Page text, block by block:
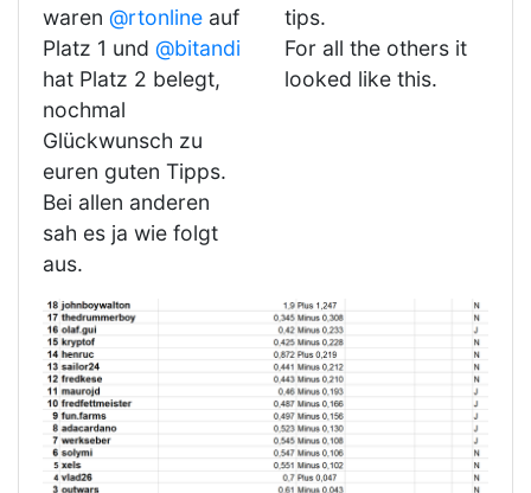
waren @rtonline auf
Platz 1 und @bitandi
hat Platz 2 belegt,
nochmal
Glückwunsch zu
euren guten Tipps.
Bei allen anderen
sah es ja wie folgt
aus.
tips.
For all the others it
looked like this.